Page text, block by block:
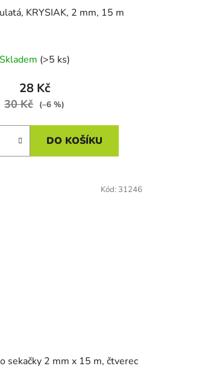
KRYSIAK, 2 mm, 15 m
Skladem (>5 ks)
28 Kč
30 Kč (–6 %)
DO KOŠÍKU
ISKRA, struna do sekačky 2 mm x 15 m, čtverec
Kód: 31246